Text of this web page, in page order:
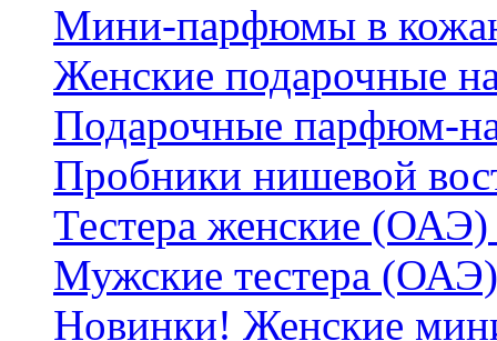
Мини-парфюмы в
Женские подарочные
Подарочные парфюм-
Пробники нишевой
Тестера женские (ОАЭ)
Мужские тестера (ОАЭ)
Новинки! Женские